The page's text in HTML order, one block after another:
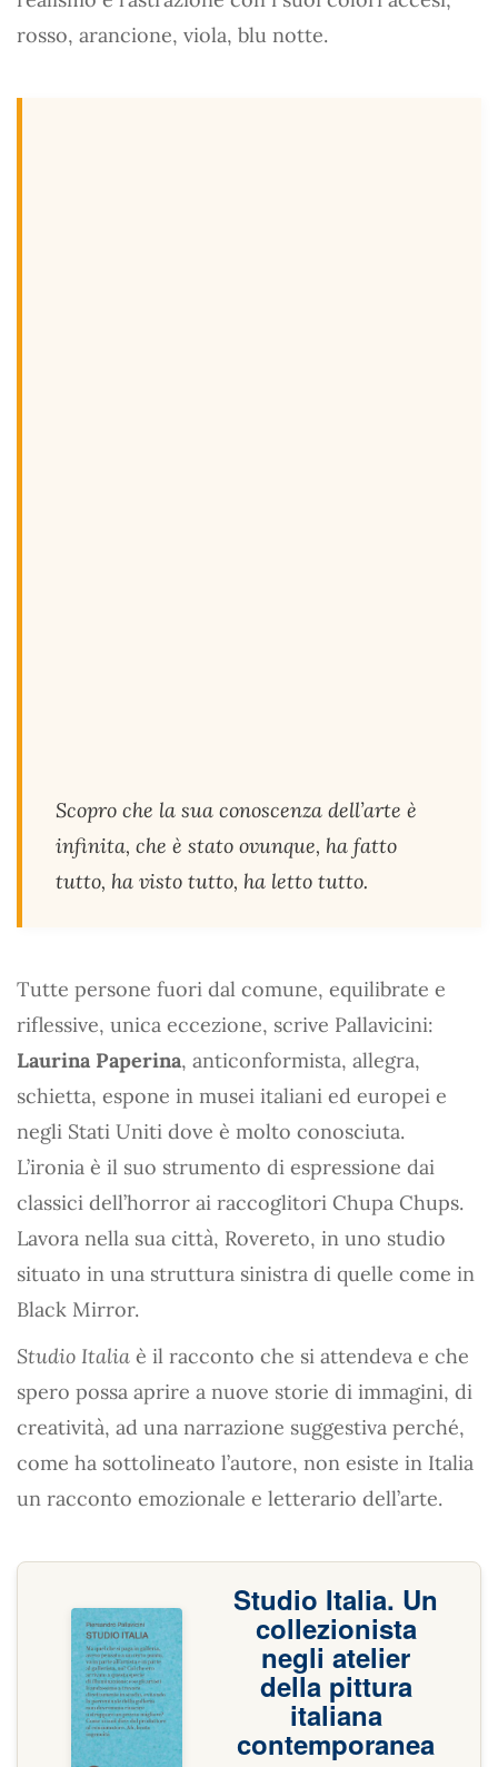
rosso, arancione, viola, blu notte.
Scopro che la sua conoscenza dell’arte è
infinita, che è stato ovunque, ha fatto
tutto, ha visto tutto, ha letto tutto.
Tutte persone fuori dal comune, equilibrate e
riflessive, unica eccezione, scrive Pallavicini:
Laurina Paperina, anticonformista, allegra,
schietta, espone in musei italiani ed europei e
negli Stati Uniti dove è molto conosciuta.
L’ironia è il suo strumento di espressione dai
classici dell’horror ai raccoglitori Chupa Chups.
Lavora nella sua città, Rovereto, in uno studio
situato in una struttura sinistra di quelle come in
Black Mirror.
Studio Italia è il racconto che si attendeva e che
spero possa aprire a nuove storie di immagini, di
creatività, ad una narrazione suggestiva perché,
come ha sottolineato l’autore, non esiste in Italia
un racconto emozionale e letterario dell’arte.
Studio Italia. Un
collezionista
negli atelier
della pittura
italiana
contemporanea